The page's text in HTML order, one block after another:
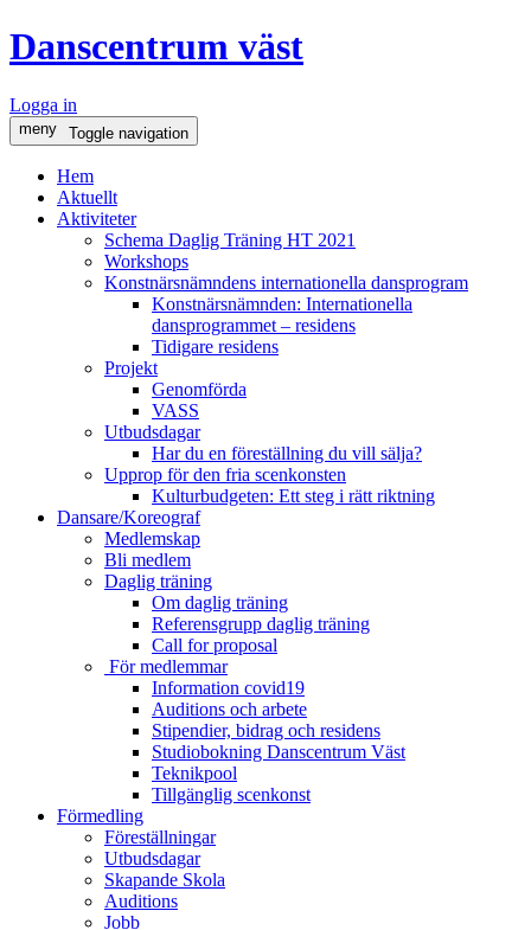
Danscentrum väst
Logga in
meny Toggle navigation
Hem
Aktuellt
Aktiviteter
Schema Daglig Träning HT 2021
Workshops
Konstnärsnämndens internationella dansprogram
Konstnärsnämnden: Internationella
dansprogrammet – residens
Tidigare residens
Projekt
Genomförda
VASS
Utbudsdagar
Har du en föreställning du vill sälja?
Upprop för den fria scenkonsten
Kulturbudgeten: Ett steg i rätt riktning
Dansare/Koreograf
Medlemskap
Bli medlem
Daglig träning
Om daglig träning
Referensgrupp daglig träning
Call for proposal
För medlemmar
Information covid19
Auditions och arbete
Stipendier, bidrag och residens
Studiobokning Danscentrum Väst
Teknikpool
Tillgänglig scenkonst
Förmedling
Föreställningar
Utbudsdagar
Skapande Skola
Auditions
Jobb